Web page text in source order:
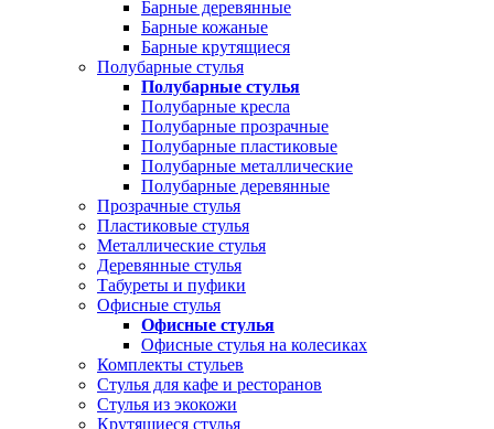
Барные деревянные
Барные кожаные
Барные крутящиеся
Полубарные стулья
Полубарные стулья
Полубарные кресла
Полубарные прозрачные
Полубарные пластиковые
Полубарные металлические
Полубарные деревянные
Прозрачные стулья
Пластиковые стулья
Металлические стулья
Деревянные стулья
Табуреты и пуфики
Офисные стулья
Офисные стулья
Офисные стулья на колесиках
Комплекты стульев
Стулья для кафе и ресторанов
Стулья из экокожи
Крутящиеся стулья